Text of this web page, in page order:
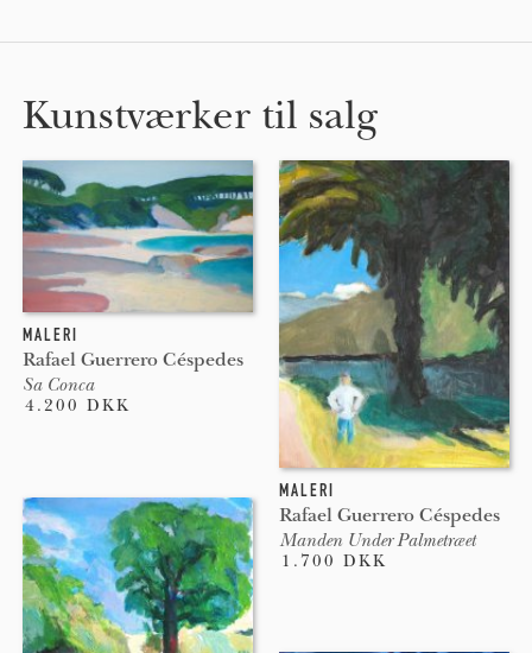
Kunstværker til salg
MALERI
Rafael Guerrero Céspedes
Sa Conca
4.200 DKK
MALERI
Rafael Guerrero Céspedes
Manden Under Palmetræet
1.700 DKK